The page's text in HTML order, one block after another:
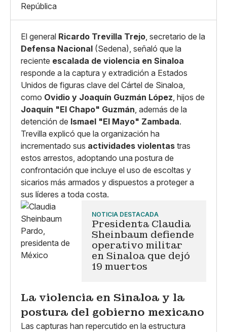
República
El general Ricardo Trevilla Trejo, secretario de la
Defensa Nacional (Sedena), señaló que la
reciente escalada de violencia en Sinaloa
responde a la captura y extradición a Estados
Unidos de figuras clave del Cártel de Sinaloa,
como Ovidio y Joaquín Guzmán López, hijos de
Joaquín "El Chapo" Guzmán, además de la
detención de Ismael "El Mayo" Zambada.
Trevilla explicó que la organización ha
incrementado sus actividades violentas tras
estos arrestos, adoptando una postura de
confrontación que incluye el uso de escoltas y
sicarios más armados y dispuestos a proteger a
sus líderes a toda costa.
NOTICIA DESTACADA
Presidenta Claudia
Sheinbaum defiende
operativo militar
en Sinaloa que dejó
19 muertos
La violencia en Sinaloa y la
postura del gobierno mexicano
Las capturas han repercutido en la estructura